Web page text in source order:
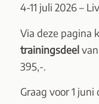
4-11 juli 2026 –
Via deze pagina
trainingsdeelvan
395,-.
Graag voor 1